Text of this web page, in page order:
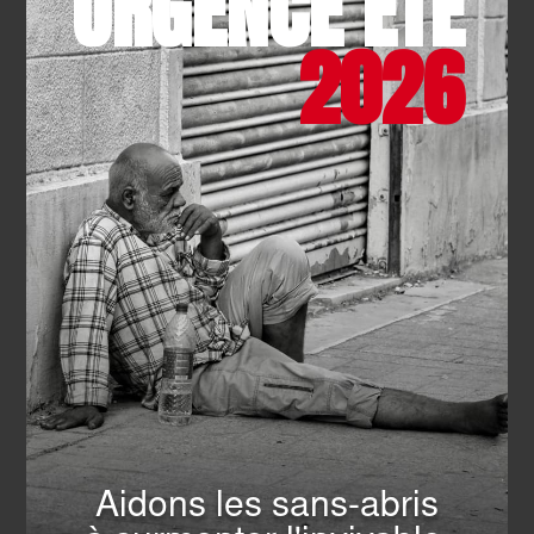
SOLIDARITÉ- 22.07.2026
Camp des jeunes : handicap et
fraternité
EN SAVOIR PLUS
TOUTES LES ACTUALITÉS
2026
Aidons les sans-abris